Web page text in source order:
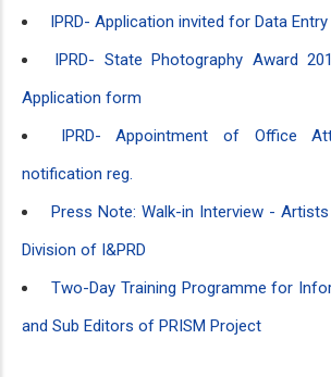
IPRD- Application invited for Data
IPRD- State Photography Award
Application form
IPRD- Appointment of Office
notification reg.
Press Note: Walk-in Interview -
Division of I&PRD
Two-Day Training Programme for
and Sub Editors of PRISM Project